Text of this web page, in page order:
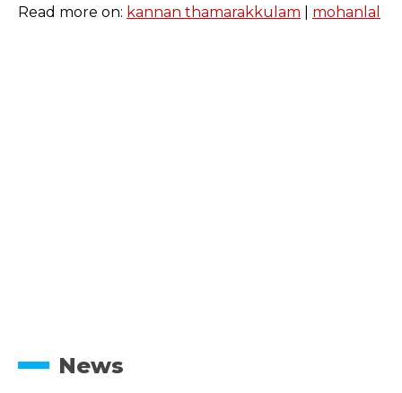
Read more on: kannan thamarakkulam mohanlal
News